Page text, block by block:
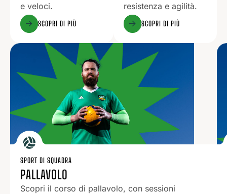
e veloci.
SCOPRI DI PIÙ
resistenza e agilità.
SCOPRI DI PIÙ
SPORT DI SQUADRA
PALLAVOLO
Scopri il corso di pallavolo, con sessioni